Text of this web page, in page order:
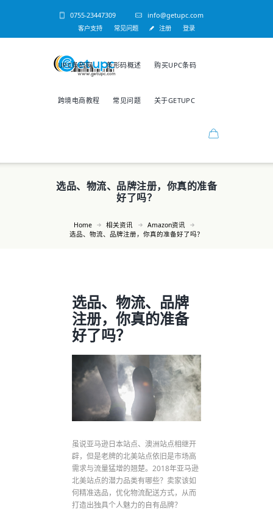
0755-23447309 info@getupc.com
客户支持 常见问题 注册 登录
UPC条码网 条形码概述 购买UPC条码
跨境电商教程 常见问题 关于GETUPC
选品、物流、品牌注册，你真的准备
好了吗？
Home 相关资讯
Amazon资讯
选品、物流、品牌注册，你真的准备好了吗？
选品、物流、品牌
注册，你真的准备
好了吗？
虽说亚马逊日本站点、澳洲站点相继开
辟，但是老牌的北美站点依旧是市场高
需求与流量猛增的翘楚。2018年亚马逊
北美站点的潜力品类有哪些？卖家该如
何精准选品，优化物流配送方式，从而
打造出独具个人魅力的自有品牌？